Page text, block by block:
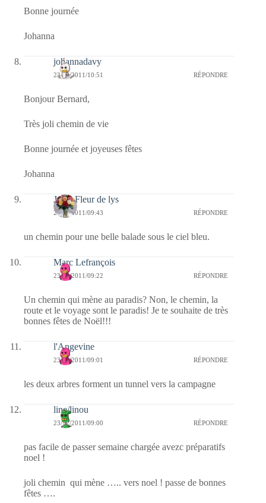
Bonne journée
Johanna
johannadavy
23/12/2011/10:51 RÉPONDRE
Bonjour Bernard,
Très joli chemin de vie
Bonne journée et joyeuses fêtes
Johanna
Jaffy-Fleur de lys
23/12/2011/09:43 RÉPONDRE
un chemin pour une belle balade sous le ciel bleu.
Marc Lefrançois
23/12/2011/09:22 RÉPONDRE
Un chemin qui mène au paradis? Non, le chemin, la
route et le voyage sont le paradis! Je te souhaite de très
bonnes fêtes de Noël!!!
l'Angevine
23/12/2011/09:01 RÉPONDRE
les deux arbres forment un tunnel vers la campagne
line/linou
23/12/2011/09:00 RÉPONDRE
pas facile de passer semaine chargée avezc préparatifs
noel !
joli chemin qui mène ….. vers noel ! passe de bonnes
fêtes ….